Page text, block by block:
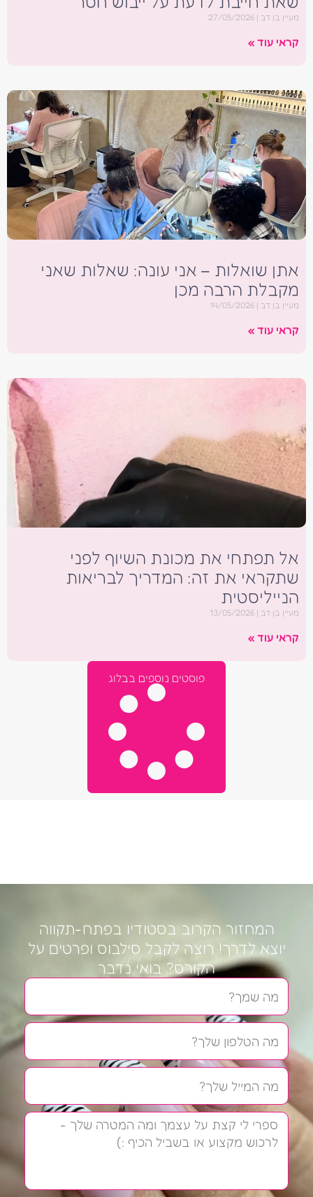
מעיין בן דב
קראי עוד »
אתן שואלות – אני עונה: שאלות שאני
מקבלת הרבה מכן
מעיין בן דב
קראי עוד »
אל תפתחי את מכונת השיוף לפני
שתקראי את זה: המדריך לבריאות
הנייליסטית
מעיין בן דב
קראי עוד »
פוסטים נוספים בבלוג
המחזור הקרוב בסטודיו בפתח-תקווה
יוצא לדרך! רוצה לקבל סילבוס ופרטים על
הקורס? בואי נדבר
שם
טלפון
אימייל
הודעה